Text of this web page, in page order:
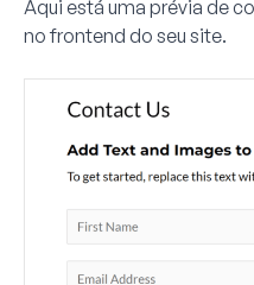
Aqui está uma prévia de
no frontend do seu site.